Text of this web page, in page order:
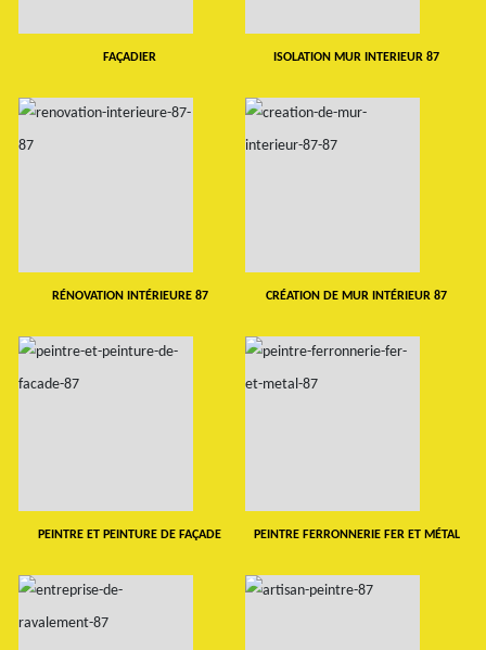
FAÇADIER ISOLATION MUR INTERIEUR 87
RÉNOVATION INTÉRIEURE 87 CRÉATION DE MUR INTÉRIEUR 87
PEINTRE ET PEINTURE DE FAÇADE PEINTRE FERRONNERIE FER ET MÉTAL